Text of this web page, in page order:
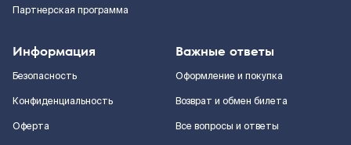
Партнерская программа
Информация
Безопасность
Конфиденциальность
Оферта
Важные ответы
Оформление и покупка
Возврат и обмен билета
Все вопросы и ответы